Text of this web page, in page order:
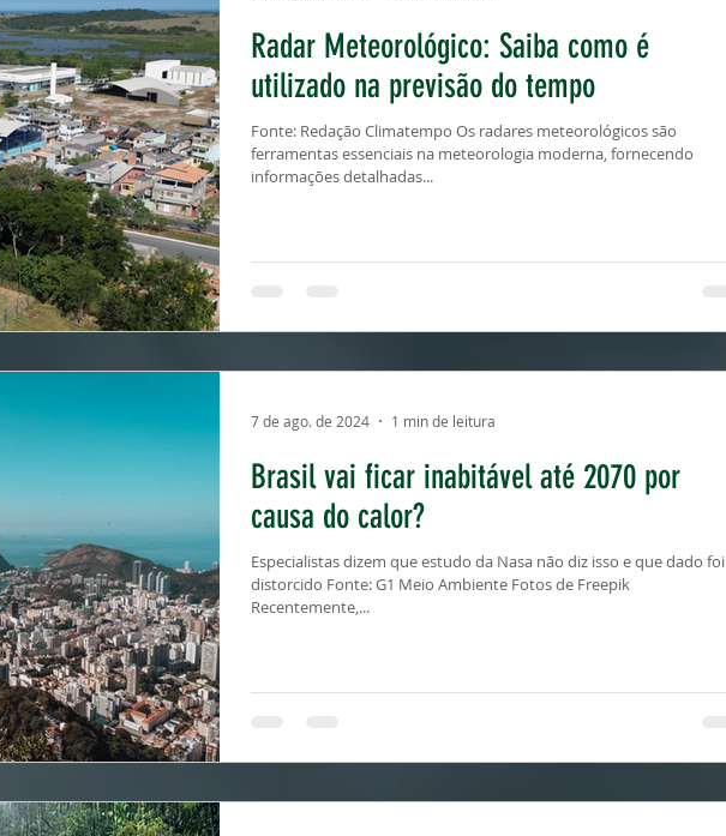
Radar Meteorológico: Saiba como é
utilizado na previsão do tempo
Fonte: Redação Climatempo Os radares meteorológicos são
ferramentas essenciais na meteorologia moderna, fornecendo
informações detalhadas...
Brasil vai ficar inabitável até 2070 por
causa do calor?
Especialistas dizem que estudo da Nasa não diz isso e que dado foi
distorcido Fonte: G1 Meio Ambiente Fotos de Freepik
Recentemente,...
7 de ago. de 2024 1 min de leitura